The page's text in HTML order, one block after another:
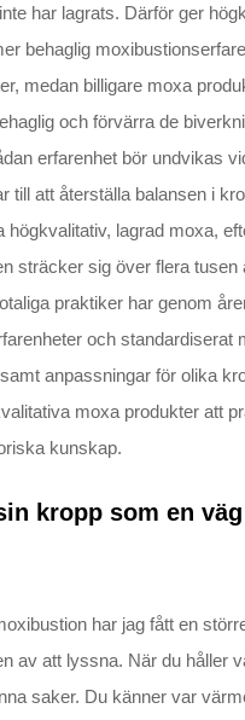
har lagrats. Därför ger
behaglig
medan billigare moxa
och förvärra de
erfarenhet bör undvikas
till att återställa balansen i
högkvalitativ, lagrad moxa,
sträcker sig över flera tusen
praktiker har genom
och standardiserat
anpassningar för olika
moxa produkter att
kunskap.
kropp som en
har jag fått en
av att lyssna. När du håller
saker. Du känner var